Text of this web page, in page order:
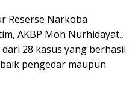
Reserse Narkoba
AKBP Moh Nurhidayat.,
dari 28 kasus yang berhasil
pengedar maupun